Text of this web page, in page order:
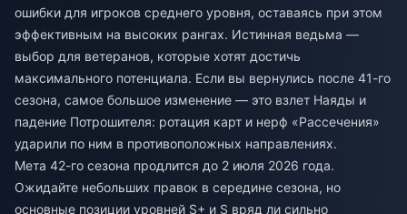
ошибки для игроков среднего уровня, оставаясь при этом
эффективным на высоких рангах. Истинная ведьма —
выбор для ветеранов, которые хотят достичь
максимального потенциала. Если вы вернулись после 41-го
сезона, самое большое изменение — это взлет Наяды и
падение Потрошителя: ротация карт и нерф «Рассечения»
ударили по ним в противоположных направлениях.
Мета 42-го сезона продлится до 2 июля 2026 года.
Ожидайте небольших правок в середине сезона, но
основные позиции уровней S+ и S вряд ли сильно